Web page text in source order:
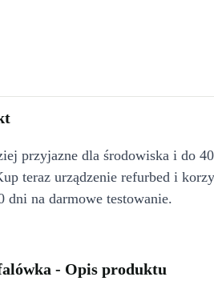
przyjazne dla środowiska i do
teraz urządzenie refurbed i
na darmowe testowanie.
- Opis produktu